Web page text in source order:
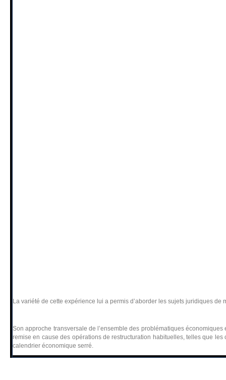
La variété de cette expérience lui a permis d’aborder les sujets juridiques
Son approche transversale de l’ensemble des problématiques
remise en cause des opérations de restructuration habituelles, telles que
calendrier économique serré.